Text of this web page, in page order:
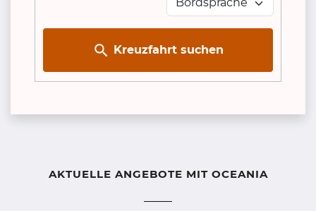
Kreuzfahrt suchen
AKTUELLE ANGEBOTE MIT OCEANIA